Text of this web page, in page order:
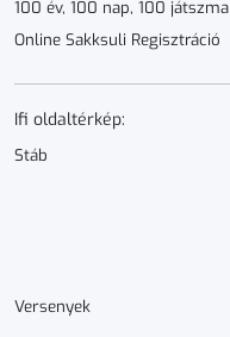
100 év, 100 nap, 100 játszma
Online Sakksuli Regisztráció
Ifi oldaltérkép:
Stáb
Versenyek